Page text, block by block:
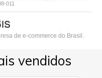
011
de e-commerce do Brasil.
vendidos